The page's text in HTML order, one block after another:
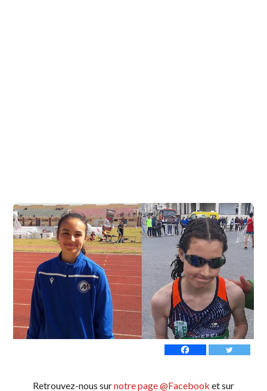
Retrouvez-nous surnotre page @Facebook et sur